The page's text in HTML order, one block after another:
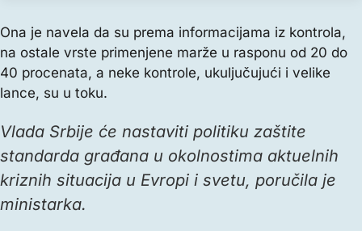
Ona je navela da su prema informacijama iz kontrola,
na ostale vrste primenjene marže u rasponu od 20 do
40 procenata, a neke kontrole, ukuljučujući i velike
lance, su u toku.
Vlada Srbije će nastaviti politiku zaštite
standarda građana u okolnostima aktuelnih
kriznih situacija u Evropi i svetu, poručila je
ministarka.